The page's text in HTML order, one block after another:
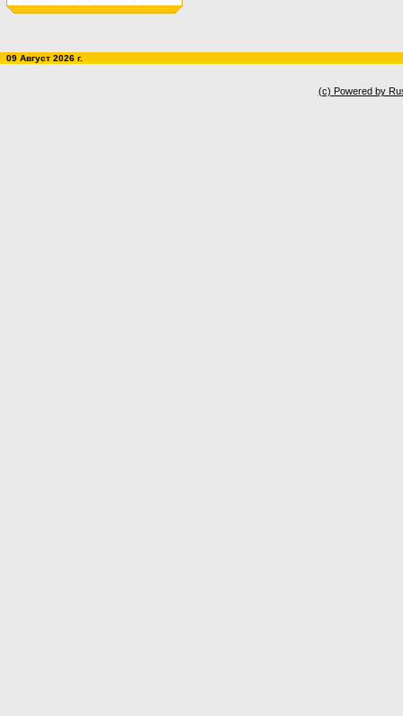
09 Август 2026 г.
(c) Powered by